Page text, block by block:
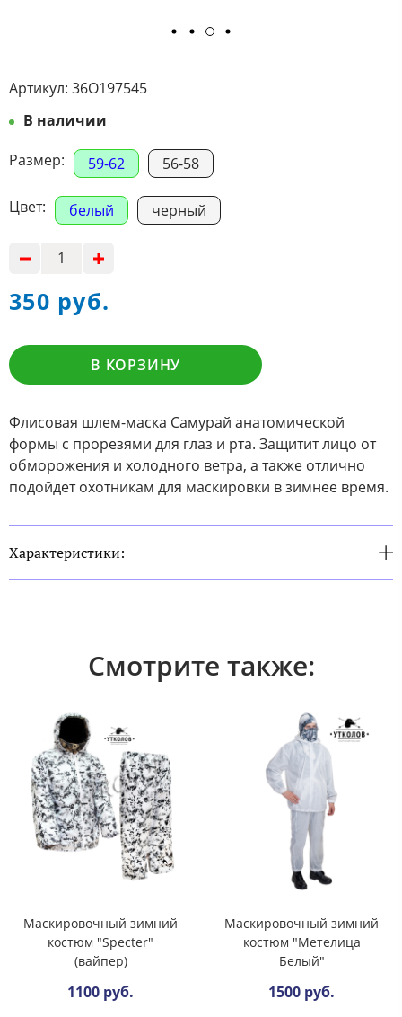
Артикул: 36О197545
В наличии
Размер:
59-62 56-58
Цвет: белый черный
350 руб.
В КОРЗИНУ
Флисовая шлем-маска Самурай анатомической
формы с прорезями для глаз и рта. Защитит лицо от
обморожения и холодного ветра, а также отлично
подойдет охотникам для маскировки в зимнее время.
Характеристики:
Смотрите также:
Маскировочный зимний
костюм "Specter"
(вайпер)
1100 руб.
Маскировочный зимний
костюм "Метелица
Белый"
1500 руб.